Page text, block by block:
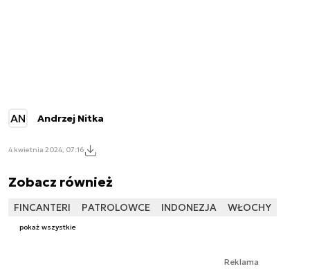
AN Andrzej Nitka
4 kwietnia 2024, 07:16
Zobacz również
FINCANTERI PATROLOWCE INDONEZJA WŁOCHY
pokaż wszystkie
Reklama